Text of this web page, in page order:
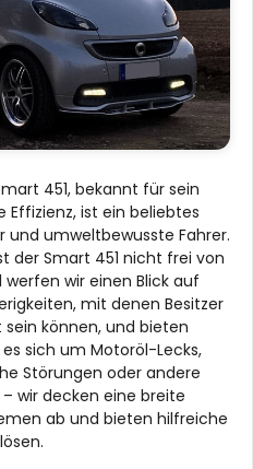
451, bekannt für sein
Effizienz, ist ein beliebtes
und umweltbewusste Fahrer.
der Smart 451 nicht frei von
wir einen Blick auf
mit denen Besitzer
können, und bieten
sich um Motoröl-Lecks,
Störungen oder andere
wir decken eine breite
ab und bieten hilfreiche